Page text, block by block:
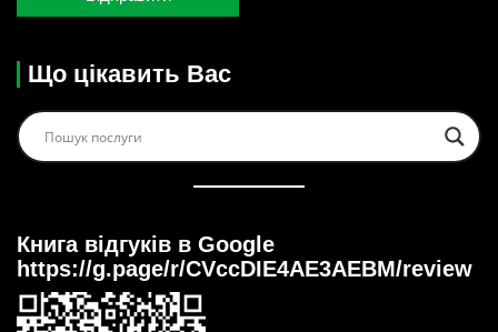
Що цікавить Вас
Книга відгуків в Google
https://g.page/r/CVccDIE4AE3AEBM/review